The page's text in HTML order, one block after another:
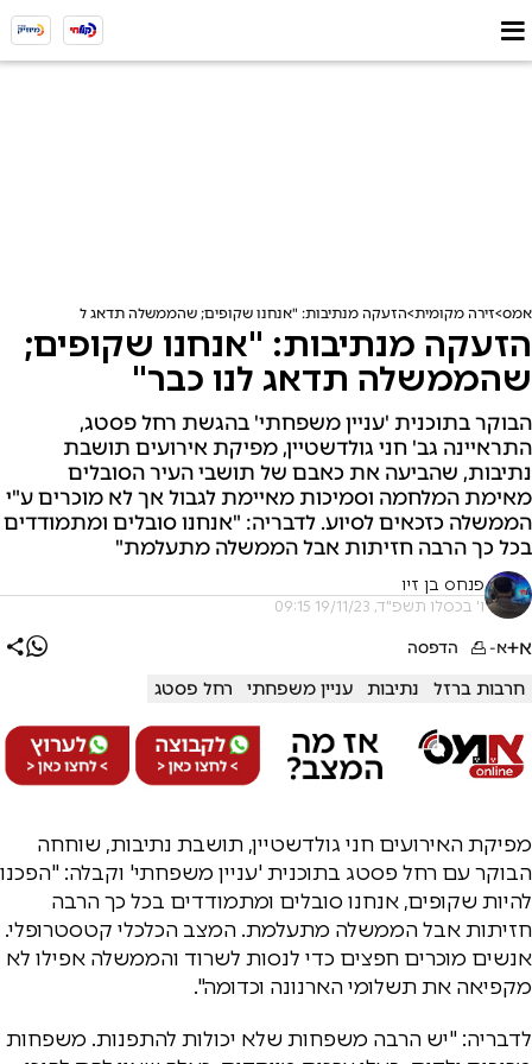
אמס זירה מקומית הזעקה מנתיבות: "אנחנו שקופים; שהממשלה תדאג לנו כבר"
הזעקה מנתיבות: "אנחנו שקופים;
שהממשלה תדאג לנו כבר"
הבוקר בתוכנית 'עניין משפחתי' בהגשת רחל פסטג,
התראיינה גב' חני גולדשטיין, מפיקת אירועים תושבת
נתיבות, שהביעה את כאבם של תושבי העיר הסובלים
מאימת המלחמה וסמיכות מאיימת לגבול אך לא מוכרים ע"י
הממשלה כזכאים לסיוע. לדבריה: "אנחנו סובלים ומתמודדים
בכל כך הרבה חזיתות אבל הממשלה מתעלמת"
פנחס בן זיו
ו' בכסלו תשפ"ד, 19/11/23 09:15
א+א- הדפסה
חרבות ברזל נתיבות עניין משפחתי רחל פסטג
מפיקת האירועים חני גולדשטיין, תושבת נתיבות, שוחחה
הבוקר עם רחל פסטג בתוכנית 'עניין משפחתי' וקבלה: "הפכנו
להיות שקופים, אנחנו סובלים ומתמודדים בכל כך הרבה
חזיתות אבל הממשלה מתעלמת. המצב הכלכלי קטסטרופלי.
אנשים מוכרים חפצים כדי לנסות לשרוד והממשלה אפילו לא
מקפיאה את תשלומי הארנונה וכדומה".
לדבריה: "יש הרבה משפחות שלא יכולות להתפנות. משפחות